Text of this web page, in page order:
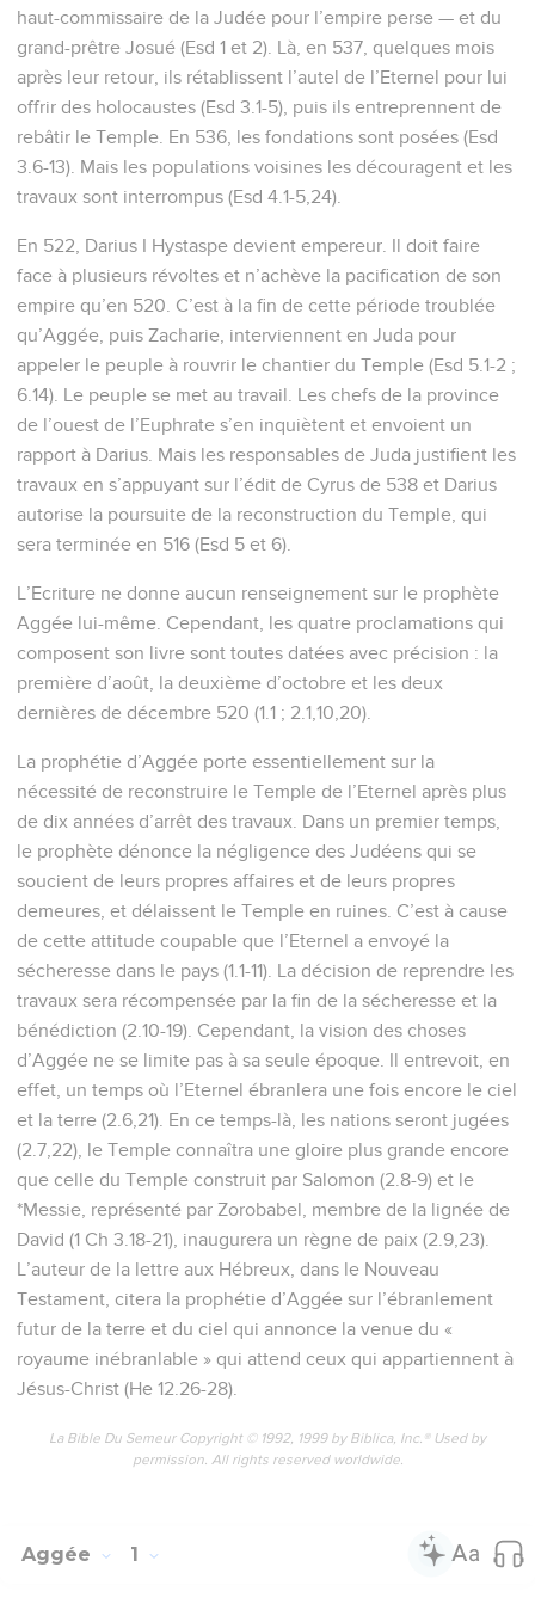
haut-commissaire de la Judée pour l’empire perse — et du
grand-prêtre Josué (Esd 1 et 2). Là, en 537, quelques mois
après leur retour, ils rétablissent l’autel de l’Eternel pour lui
offrir des holocaustes (Esd 3.1-5), puis ils entreprennent de
rebâtir le Temple. En 536, les fondations sont posées (Esd
3.6-13). Mais les populations voisines les découragent et les
travaux sont interrompus (Esd 4.1-5,24).
En 522, Darius I Hystaspe devient empereur. Il doit faire
face à plusieurs révoltes et n’achève la pacification de son
empire qu’en 520. C’est à la fin de cette période troublée
qu’Aggée, puis Zacharie, interviennent en Juda pour
appeler le peuple à rouvrir le chantier du Temple (Esd 5.1-2 ;
6.14). Le peuple se met au travail. Les chefs de la province
de l’ouest de l’Euphrate s’en inquiètent et envoient un
rapport à Darius. Mais les responsables de Juda justifient les
travaux en s’appuyant sur l’édit de Cyrus de 538 et Darius
autorise la poursuite de la reconstruction du Temple, qui
sera terminée en 516 (Esd 5 et 6).
L’Ecriture ne donne aucun renseignement sur le prophète
Aggée lui-même. Cependant, les quatre proclamations qui
composent son livre sont toutes datées avec précision : la
première d’août, la deuxième d’octobre et les deux
dernières de décembre 520 (1.1 ; 2.1,10,20).
La prophétie d’Aggée porte essentiellement sur la
nécessité de reconstruire le Temple de l’Eternel après plus
de dix années d’arrêt des travaux. Dans un premier temps,
le prophète dénonce la négligence des Judéens qui se
soucient de leurs propres affaires et de leurs propres
demeures, et délaissent le Temple en ruines. C’est à cause
de cette attitude coupable que l’Eternel a envoyé la
sécheresse dans le pays (1.1-11). La décision de reprendre les
travaux sera récompensée par la fin de la sécheresse et la
bénédiction (2.10-19). Cependant, la vision des choses
d’Aggée ne se limite pas à sa seule époque. Il entrevoit, en
effet, un temps où l’Eternel ébranlera une fois encore le ciel
et la terre (2.6,21). En ce temps-là, les nations seront jugées
(2.7,22), le Temple connaîtra une gloire plus grande encore
que celle du Temple construit par Salomon (2.8-9) et le
*Messie, représenté par Zorobabel, membre de la lignée de
David (1 Ch 3.18-21), inaugurera un règne de paix (2.9,23).
L’auteur de la lettre aux Hébreux, dans le Nouveau
Testament, citera la prophétie d’Aggée sur l’ébranlement
futur de la terre et du ciel qui annonce la venue du «
royaume inébranlable » qui attend ceux qui appartiennent à
Jésus-Christ (He 12.26-28).
La Bible Du Semeur Copyright © 1992, 1999 by Biblica, Inc.® Used by
permission. All rights reserved worldwide.
Aggée 1